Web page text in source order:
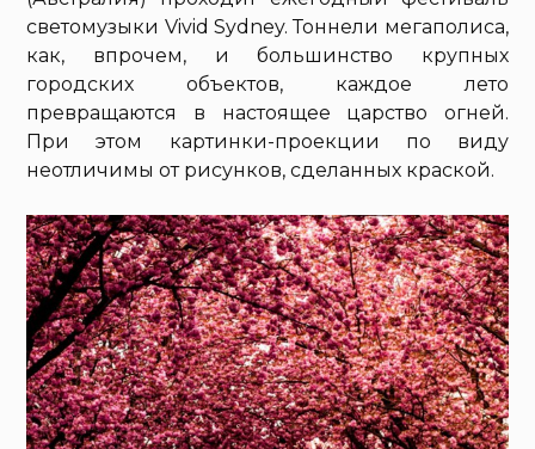
светомузыки Vivid Sydney. Тоннели мегаполиса,
как, впрочем, и большинство крупных
городских объектов, каждое лето
превращаются в настоящее царство огней.
При этом картинки-проекции по виду
неотличимы от рисунков, сделанных краской.